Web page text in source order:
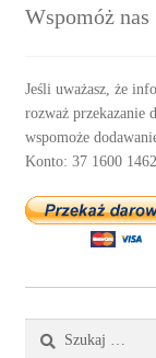
Wspomóż nas
Jeśli uważasz, że
rozważ przekazanie
wspomoże
Konto: 37 1600